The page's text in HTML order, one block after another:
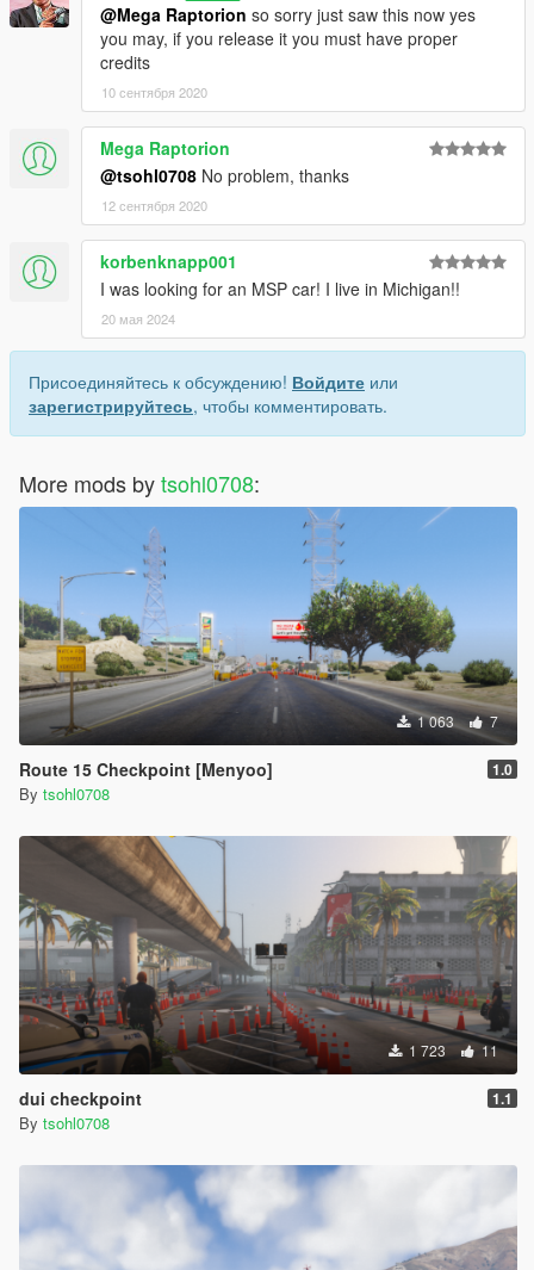
@Mega Raptorion so sorry just saw this now yes
you may, if you release it you must have proper
credits
10 сентября 2020
Mega Raptorion
@tsohl0708 No problem, thanks
12 сентября 2020
korbenknapp001
I was looking for an MSP car! I live in Michigan!!
20 мая 2024
Присоединяйтесь к обсуждению! Войдите или
зарегистрируйтесь, чтобы комментировать.
More mods bytsohl0708:
1 063 7
Route 15 Checkpoint [Menyoo] 1.0
By tsohl0708
1 723 11
dui checkpoint 1.1
By tsohl0708